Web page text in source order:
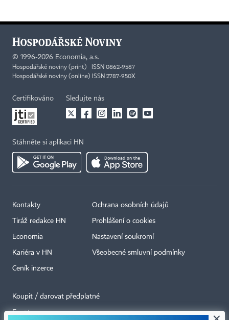
© 1996-2026 Economia, a.s.
Hospodářské noviny (print) ISSN 0862-9587
Hospodářské noviny (online) ISSN 2787-950X
Certifikováno Sledujte nás
Stáhněte si aplikaci HN
Kontakty
Tiráž redakce HN
Economia
Kariéra v HN
Ceník inzerce
Ochrana osobních údajů
Prohlášení o cookies
Nastavení soukromí
Všeobecné smluvní podmínky
Koupit / darovat předplatné
Eventy